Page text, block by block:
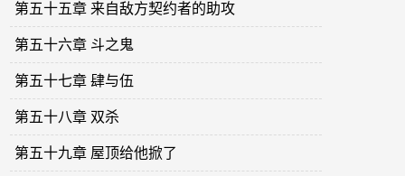
第五十五章 来自敌方契约者的助攻
第五十六章 斗之鬼
第五十七章 肆与伍
第五十八章 双杀
第五十九章 屋顶给他掀了